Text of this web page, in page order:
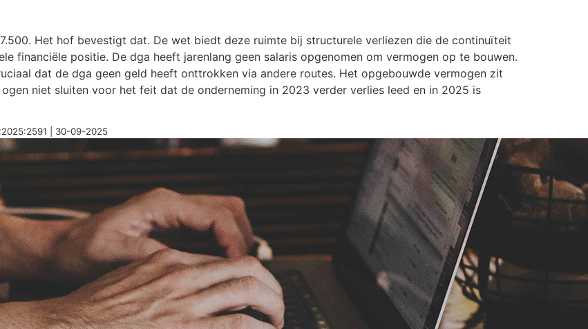
Het hof bevestigt dat. De wet biedt deze ruimte bij structurele verliezen die de continuïteit
financiële positie. De dga heeft jarenlang geen salaris opgenomen om vermogen op te bouwen.
dat de dga geen geld heeft onttrokken via andere routes. Het opgebouwde vermogen zit
niet sluiten voor het feit dat de onderneming in 2023 verder verlies leed en in 2025 is
| 30-09-2025